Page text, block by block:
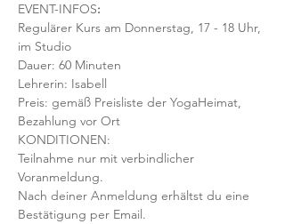
EVENT-INFOS:
Regulärer Kurs am Donnerstag, 17 - 18 Uhr,
im Studio
Dauer: 60 Minuten
Lehrerin: Isabell
Preis: gemäß Preisliste der YogaHeimat,
Bezahlung vor Ort
KONDITIONEN:
Teilnahme nur mit verbindlicher
Voranmeldung.
Nach deiner Anmeldung erhältst du eine
Bestätigung per Email.